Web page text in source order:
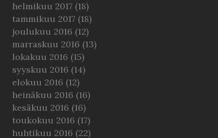
helmikuu 2017 (18)
tammikuu 2017 (18)
joulukuu 2016 (12)
marraskuu 2016 (13)
lokakuu 2016 (15)
syyskuu 2016 (14)
elokuu 2016 (12)
heinäkuu 2016 (16)
kesäkuu 2016 (16)
toukokuu 2016 (17)
huhtikuu 2016 (22)